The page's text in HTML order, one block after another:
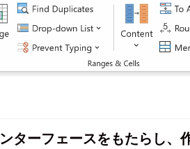
ターフェースをもたらし、